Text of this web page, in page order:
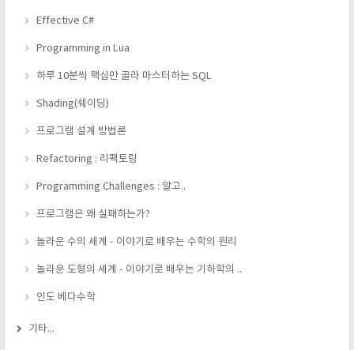
Effective C#
Programming in Lua
하루 10분씩 핵심만 골라 마스터하는 SQL
Shading(쉐이딩)
프로그램 설계 방법론
Refactoring : 리팩토링
Programming Challenges : 알고..
프로그램은 왜 실패하는가?
놀라운 수의 세계 - 이야기로 배우는 수학의 원리
놀라운 도형의 세계 - 이야기로 배우는 기하학의 ..
인도 베다수학
기타...